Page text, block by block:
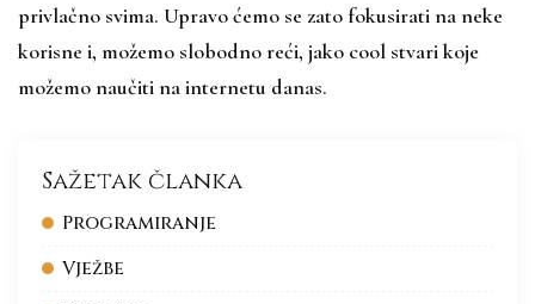
privlačno svima. Upravo ćemo se zato fokusirati na neke
korisne i, možemo slobodno reći, jako cool stvari koje
možemo naučiti na internetu danas.
Sažetak članka
Programiranje
Vježbe